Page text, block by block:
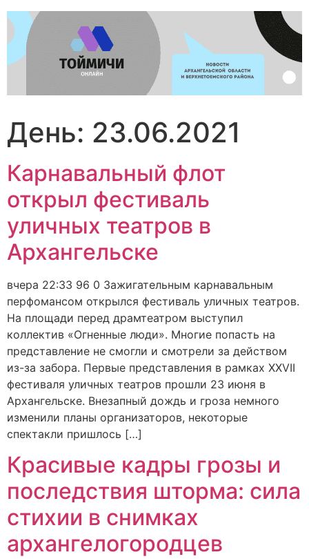
Перейти
содержимому
День: 23.06.2021
Карнавальный флот
открыл фестиваль
уличных театров в
Архангельске
вчера 22:33 96 0 Зажигательным карнавальным
перфомансом открылся фестиваль уличных театров.
На площади перед драмтеатром выступил
коллектив «Огненные люди». Многие попасть на
представление не смогли и смотрели за действом
из-за забора. Первые представления в рамках XXVII
фестиваля уличных театров прошли 23 июня в
Архангельске. Внезапный дождь и гроза немного
изменили планы организаторов, некоторые
спектакли пришлось […]
Красивые кадры грозы и
последствия шторма: сила
стихии в снимках
архангелогородцев